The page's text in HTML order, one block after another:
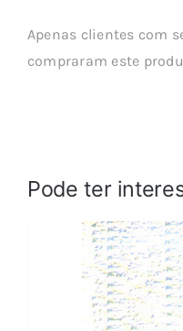
Apenas clientes com
compraram este
Pode ter